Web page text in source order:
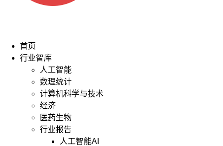
首页
行业智库
人工智能
数理统计
计算机科学与技术
经济
医药生物
行业报告
人工智能AI